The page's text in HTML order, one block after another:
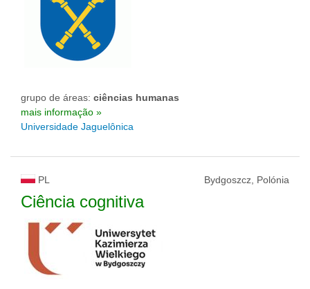
grupo de áreas: ciências humanas
mais informação »
Universidade Jaguelônica
PL Bydgoszcz, Polónia
Ciência cognitiva